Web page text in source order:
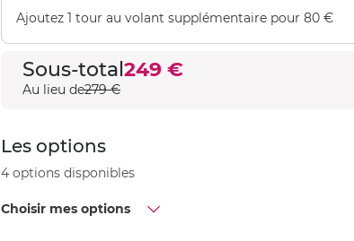
Ajoutez 1 tour au volant supplémentaire pour 80 €
Sous-total 249 €
Au lieu de279 €
Les options
4 options disponibles
Choisir mes options